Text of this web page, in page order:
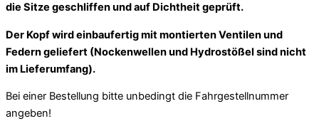
die Sitze geschliffen und auf Dichtheit geprüft.
Der Kopf wird einbaufertig mit montierten Ventilen und
Federn geliefert (Nockenwellen und Hydrostößel sind nicht
im Lieferumfang).
Bei einer Bestellung bitte unbedingt die Fahrgestellnummer
angeben!